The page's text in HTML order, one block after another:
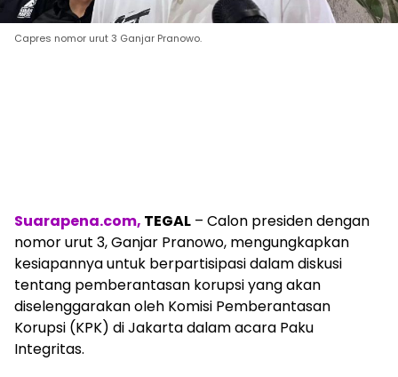
Capres nomor urut 3 Ganjar Pranowo.
Suarapena.com, TEGAL – Calon presiden dengan
nomor urut 3, Ganjar Pranowo, mengungkapkan
kesiapannya untuk berpartisipasi dalam diskusi
tentang pemberantasan korupsi yang akan
diselenggarakan oleh Komisi Pemberantasan
Korupsi (KPK) di Jakarta dalam acara Paku
Integritas.